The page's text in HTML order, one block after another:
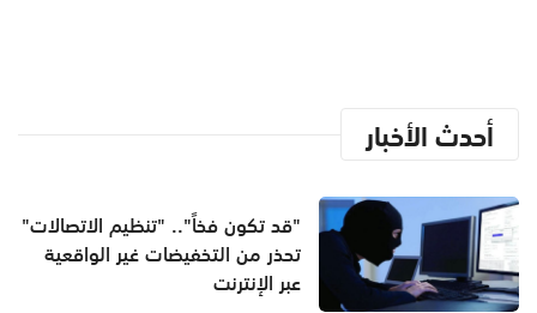
أحدث الأخبار
"قد تكون فخاً".. "تنظيم الاتصالات"
تحذر من التخفيضات غير الواقعية
عبر الإنترنت